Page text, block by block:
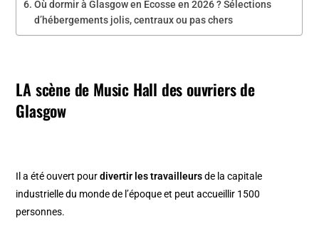
Où dormir à Glasgow en Ecosse en 2026 ? Sélections
d’hébergements jolis, centraux ou pas chers
LA scène de Music Hall des ouvriers de
Glasgow
Il a été ouvert pourdivertir les travailleursde la capitale
industrielle du monde de l’époque et peut accueillir 1500
personnes.